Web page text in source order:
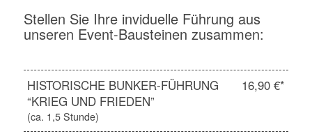
Stellen Sie Ihre inviduelle Führung aus
unseren Event-Bausteinen zusammen:
HISTORISCHE BUNKER-FÜHRUNG
“KRIEG UND FRIEDEN”
16,90 €*
(ca. 1,5 Stunde)